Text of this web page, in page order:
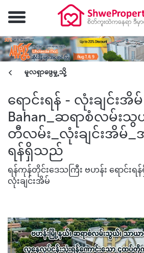
ရောင်းရန် - လုံးချင်းအိ
Bahan_ဆရာစံလမ်း
တီလမ်း_လုံးချင်းအိမ်_အ
ရန်ရှိသည်
ရန်ကုန်တိုင်းဒေသကြီး ဗဟန်း ရောင်းရ
လုံးချင်းအိမ်
မူလရှာဖွေမှု့သို့